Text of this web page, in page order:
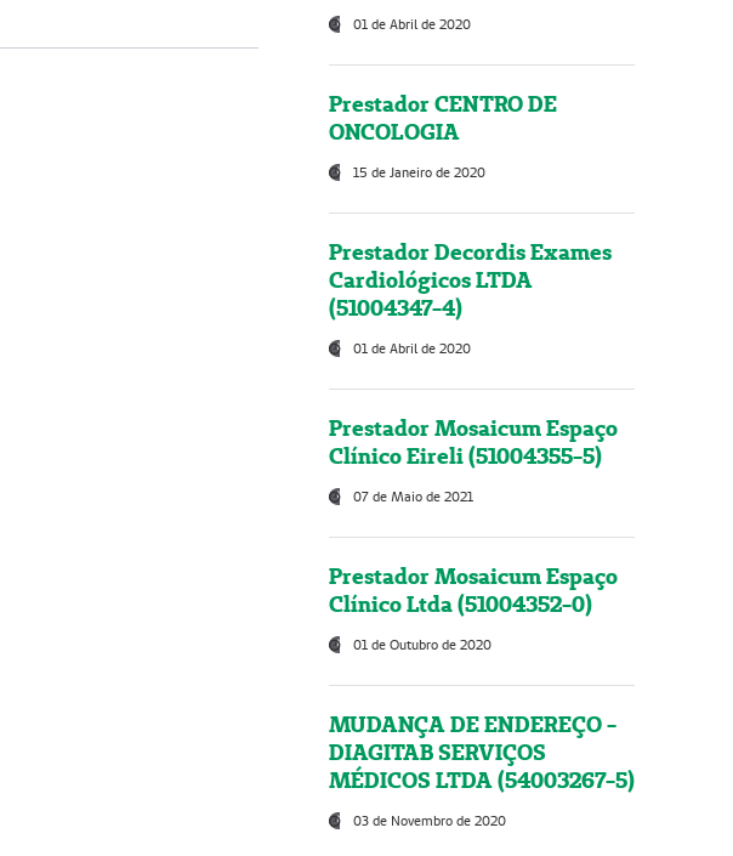
01 de Abril de 2020
Prestador CENTRO DE
ONCOLOGIA
15 de Janeiro de 2020
Prestador Decordis Exames
Cardiológicos LTDA
(51004347-4)
01 de Abril de 2020
Prestador Mosaicum Espaço
Clínico Eireli (51004355-5)
07 de Maio de 2021
Prestador Mosaicum Espaço
Clínico Ltda (51004352-0)
01 de Outubro de 2020
MUDANÇA DE ENDEREÇO -
DIAGITAB SERVIÇOS
MÉDICOS LTDA (54003267-5)
03 de Novembro de 2020